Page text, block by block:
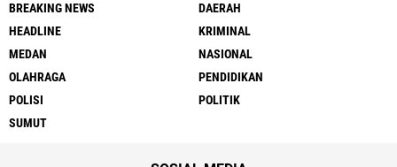
BREAKING NEWS
DAERAH
HEADLINE
KRIMINAL
MEDAN
NASIONAL
OLAHRAGA
PENDIDIKAN
POLISI
POLITIK
SUMUT